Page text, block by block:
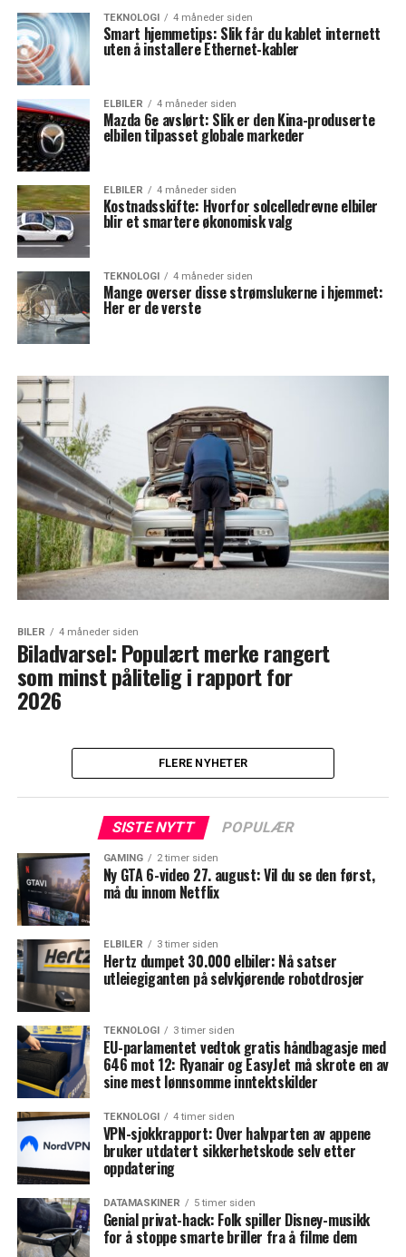
TEKNOLOGI 4 måneder siden
Smart hjemmetips: Slik får du kablet internett
uten å installere Ethernet-kabler
ELBILER 4 måneder siden
Mazda 6e avslørt: Slik er den Kina-produserte
elbilen tilpasset globale markeder
ELBILER 4 måneder siden
Kostnadsskifte: Hvorfor solcelledrevne elbiler
blir et smartere økonomisk valg
TEKNOLOGI 4 måneder siden
Mange overser disse strømslukerne i hjemmet:
Her er de verste
BILER 4 måneder siden
Biladvarsel: Populært merke rangert
som minst pålitelig i rapport for
2026
FLERE NYHETER
SISTE NYTT POPULÆR
GAMING 2 timer siden
Ny GTA 6-video 27. august: Vil du se den først,
må du innom Netflix
ELBILER 3 timer siden
Hertz dumpet 30.000 elbiler: Nå satser
utleiegiganten på selvkjørende robotdrosjer
TEKNOLOGI 3 timer siden
EU-parlamentet vedtok gratis håndbagasje med
646 mot 12: Ryanair og EasyJet må skrote en av
sine mest lønnsomme inntektskilder
TEKNOLOGI 4 timer siden
VPN-sjokkrapport: Over halvparten av appene
bruker utdatert sikkerhetskode selv etter
oppdatering
DATAMASKINER 5 timer siden
Genial privat-hack: Folk spiller Disney-musikk
for å stoppe smarte briller fra å filme dem